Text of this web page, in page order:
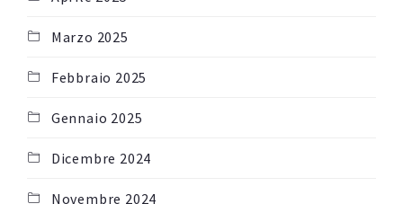
Marzo 2025
Febbraio 2025
Gennaio 2025
Dicembre 2024
Novembre 2024